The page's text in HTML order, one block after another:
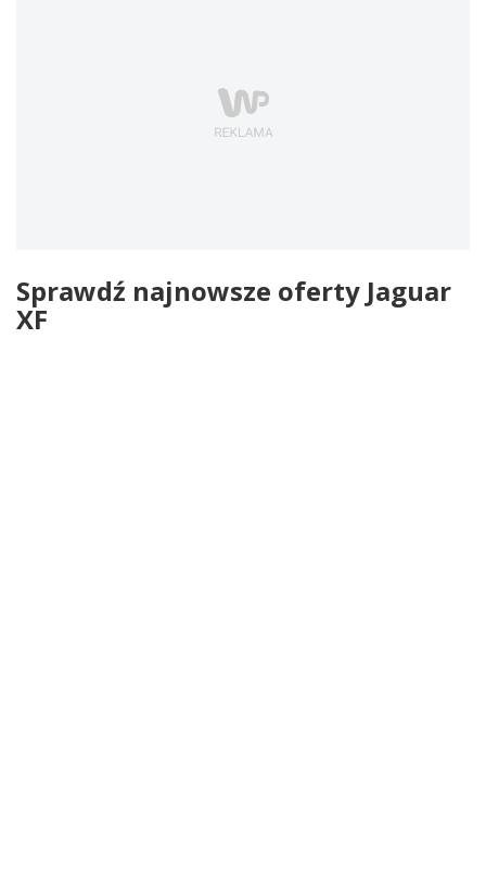
Sprawdź najnowsze oferty Jaguar
XF